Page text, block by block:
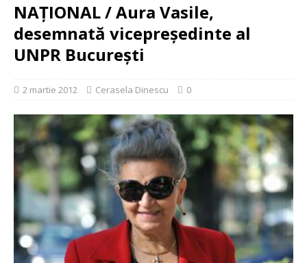
NAŢIONAL / Aura Vasile,
desemnată vicepreşedinte al
UNPR Bucureşti
2 martie 2012 Cerasela Dinescu 0